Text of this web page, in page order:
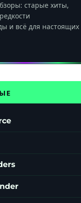
старые хиты,
и всё для настоящих